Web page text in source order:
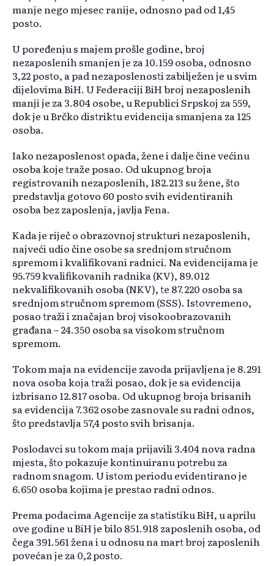
manje nego mjesec ranije, odnosno pad od 1,45
posto.
U poređenju s majem prošle godine, broj
nezaposlenih smanjen je za 10.159 osoba, odnosno
3,22 posto, a pad nezaposlenosti zabilježen je u svim
dijelovima BiH. U Federaciji BiH broj nezaposlenih
manji je za 3.804 osobe, u Republici Srpskoj za 559,
dok je u Brčko distriktu evidencija smanjena za 125
osoba.
Iako nezaposlenost opada, žene i dalje čine većinu
osoba koje traže posao. Od ukupnog broja
registrovanih nezaposlenih, 182.213 su žene, što
predstavlja gotovo 60 posto svih evidentiranih
osoba bez zaposlenja, javlja Fena.
Kada je riječ o obrazovnoj strukturi nezaposlenih,
najveći udio čine osobe sa srednjom stručnom
spremom i kvalifikovani radnici. Na evidencijama je
95.759 kvalifikovanih radnika (KV), 89.012
nekvalifikovanih osoba (NKV), te 87.220 osoba sa
srednjom stručnom spremom (SSS). Istovremeno,
posao traži i značajan broj visokoobrazovanih
građana – 24.350 osoba sa visokom stručnom
spremom.
Tokom maja na evidencije zavoda prijavljena je 8.291
nova osoba koja traži posao, dok je sa evidencija
izbrisano 12.817 osoba. Od ukupnog broja brisanih
sa evidencija 7.362 osobe zasnovale su radni odnos,
što predstavlja 57,4 posto svih brisanja.
Poslodavci su tokom maja prijavili 3.404 nova radna
mjesta, što pokazuje kontinuiranu potrebu za
radnom snagom. U istom periodu evidentirano je
6.650 osoba kojima je prestao radni odnos.
Prema podacima Agencije za statistiku BiH, u aprilu
ove godine u BiH je bilo 851.918 zaposlenih osoba, od
čega 391.561 žena i u odnosu na mart broj zaposlenih
povećan je za 0,2 posto.